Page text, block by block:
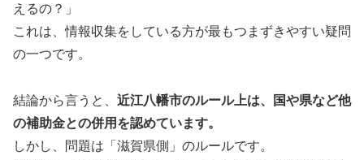
えるの？」
これは、情報収集をしている方が最もつまずきやすい疑問
の一つです。
結論から言うと、 近江八幡市のルール上は、国や県など他
の補助金との併用を認めています。
しかし、問題は「滋賀県側」のルールです。